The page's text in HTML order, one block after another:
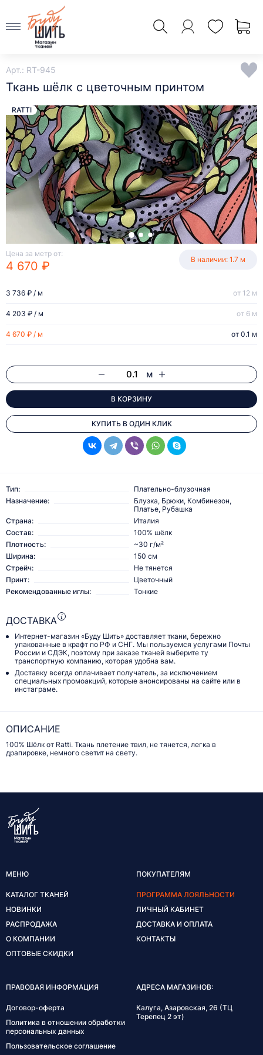
Арт.: RT-945
Ткань шёлк с цветочным принтом
Цена за метр от:
4 670 ₽ В наличии: 1.7 м
4 670 ₽ / м от 0.1 м
4 203 ₽ / м от 6 м
3 736 ₽ / м от 12 м
м
В КОРЗИНУ
КУПИТЬ В ОДИН КЛИК
RATTI
Тип:
Плательно-блузочная
Назначение:
Блузка, Брюки, Комбинезон,
Платье, Рубашка
Страна:
Италия
Состав:
100% шёлк
Плотность:
~30 г/м²
Ширина:
150 см
Стрейч:
Не тянется
Принт:
Цветочный
Рекомендованные иглы:
Тонкие
ДОСТАВКА
Интернет-магазин «Буду Шить» доставляет ткани, бережно
упакованные в крафт по РФ и СНГ. Мы пользуемся услугами Почты
России и СДЭК, поэтому при заказе тканей выберите ту
транспортную компанию, которая удобна вам.
Доставку всегда оплачивает получатель, за исключением
специальных промоакций, которые анонсированы на сайте или в
инстаграме.
ОПИСАНИЕ
100% Шёлк от Ratti. Ткань плетение твил, не тянется, легка в
драпировке, немного светит на свету.
МЕНЮ
КАТАЛОГ ТКАНЕЙ
НОВИНКИ
РАСПРОДАЖА
О КОМПАНИИ
ОПТОВЫЕ СКИДКИ
ПОКУПАТЕЛЯМ
ПРОГРАММА ЛОЯЛЬНОСТИ
ЛИЧНЫЙ КАБИНЕТ
ДОСТАВКА И ОПЛАТА
КОНТАКТЫ
ПРАВОВАЯ ИНФОРМАЦИЯ
Договор-оферта
Политика в отношении обработки
персональных данных
Пользовательское соглашение
АДРЕСА МАГАЗИНОВ:
Калуга, Азаровская, 26 (ТЦ
Терепец 2 эт)